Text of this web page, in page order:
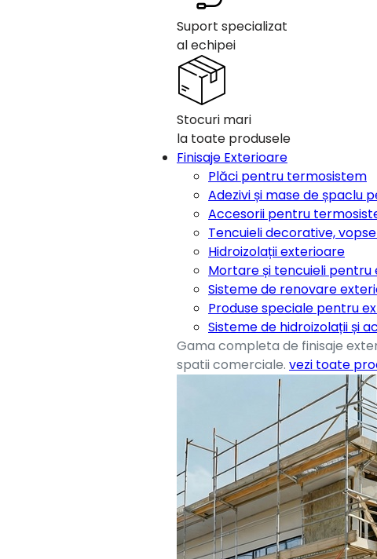
Suport specializat
al echipei
Stocuri mari
la toate produsele
Finisaje Exterioare
Plăci pentru termosistem
Adezivi și mase de șpaclu
Accesorii pentru
Tencuieli decorative,
Hidroizolații exterioare
Mortare și tencuieli pentru
Sisteme de renovare
Produse speciale pentru
Sisteme de hidroizolații și
Gama completa de finisaje
spatii comerciale. vezi toate